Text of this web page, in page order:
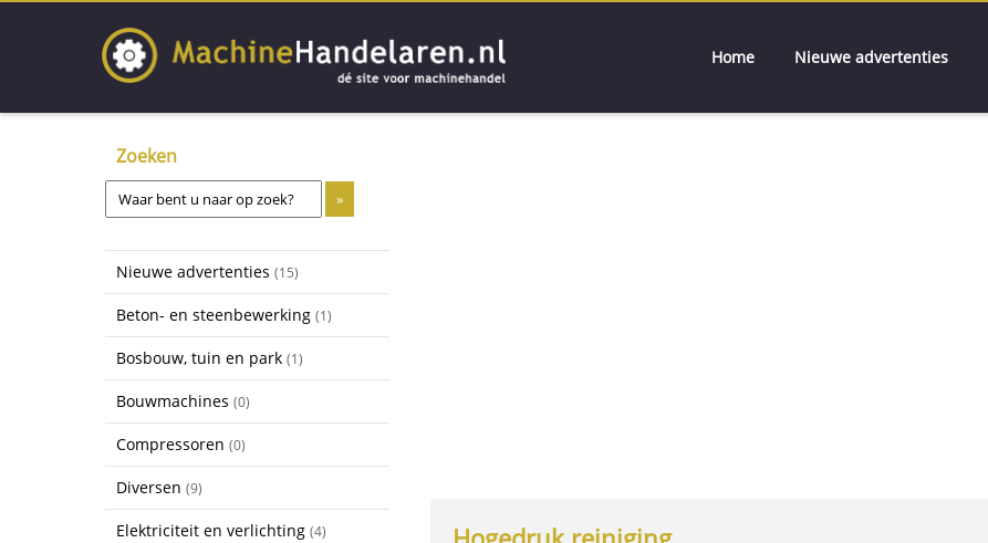
Home Nieuwe advertenties
Zoeken
Nieuwe advertenties (15)
Beton- en steenbewerking (1)
Bosbouw, tuin en park (1)
Bouwmachines (0)
Compressoren (0)
Diversen (9)
Elektriciteit en verlichting (4)